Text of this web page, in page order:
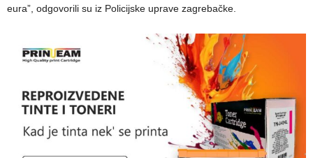
eura”, odgovorili su iz Policijske uprave zagrebačke.